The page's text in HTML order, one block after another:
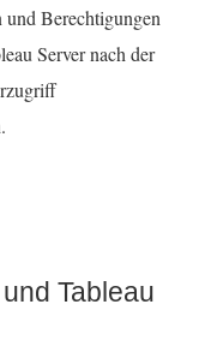
und Berechtigungen
Server nach der
Tableau